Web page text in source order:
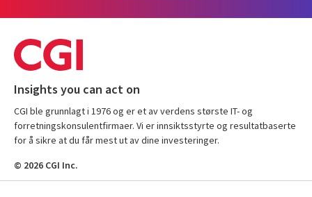
Insights you can act on
CGI ble grunnlagt i 1976 og er et av verdens største IT- og
forretningskonsulentfirmaer. Vi er innsiktsstyrte og resultatbaserte
for å sikre at du får mest ut av dine investeringer.
© 2026 CGI Inc.